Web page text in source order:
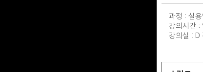
과정 : 실용
강의시간
강의실 : D